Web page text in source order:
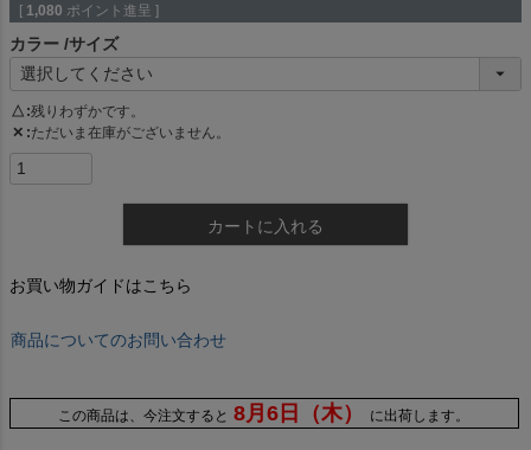
[ 1,080 ポイント進呈 ]
カラー サイズ
△ 残りわずかです。
✕ ただいま在庫がございません。
カートに入れる
お買い物ガイドはこちら
商品についてのお問い合わせ